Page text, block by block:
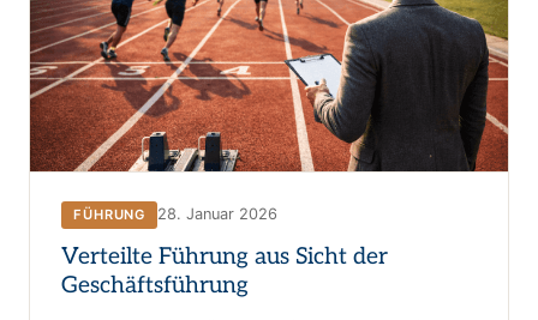
FÜHRUNG 28. Januar 2026
Verteilte Führung aus Sicht der
Geschäftsführung